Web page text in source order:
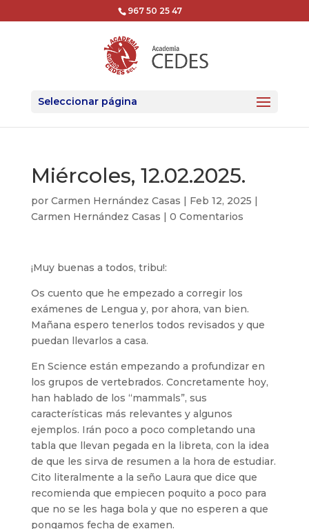
967 50 25 47
Seleccionar página
Miércoles, 12.02.2025.
por Carmen Hernández Casas | Feb 12, 2025 |
Carmen Hernández Casas | 0 Comentarios
¡Muy buenas a todos, tribu!:
Os cuento que he empezado a corregir los
exámenes de Lengua y, por ahora, van bien.
Mañana espero tenerlos todos revisados y que
puedan llevarlos a casa.
En Science están empezando a profundizar en
los grupos de vertebrados. Concretamente hoy,
han hablado de los “mammals”, sus
características más relevantes y algunos
ejemplos. Irán poco a poco completando una
tabla que llevan pegada en la libreta, con la idea
de que les sirva de resumen a la hora de estudiar.
Cito literalmente a la seño Laura que dice que
recomienda que empiecen poquito a poco para
que no se les haga bola y que no esperen a que
pongamos fecha de examen.